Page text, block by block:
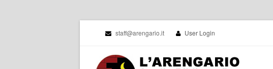
staff@arengario.it User Login